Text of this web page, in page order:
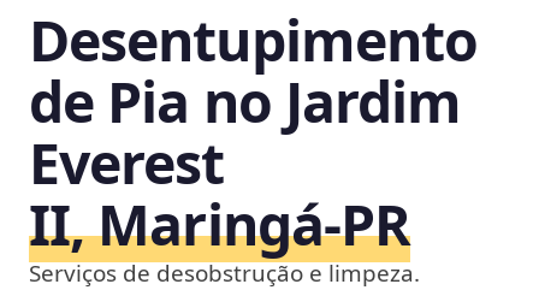
Desentupimento
de Pia no Jardim
Everest
II, Maringá‑PR
Serviços de desobstrução e limpeza.